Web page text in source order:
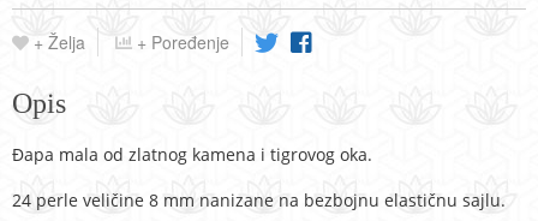
+ Želja + Poređenje
Opis
Đapa mala od zlatnog kamena i tigrovog oka.
24 perle veličine 8 mm nanizane na bezbojnu elastičnu sajlu.